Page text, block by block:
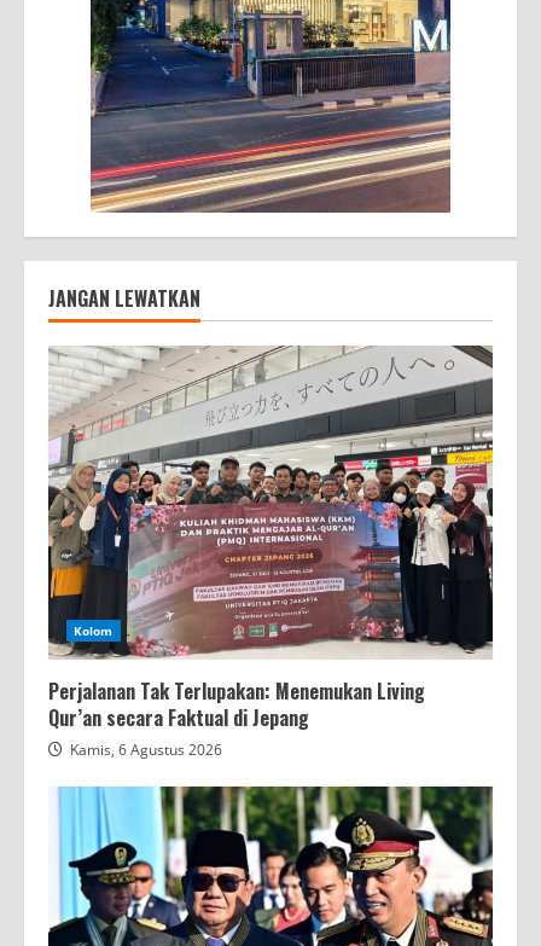
JANGAN LEWATKAN
Kolom
Perjalanan Tak Terlupakan: Menemukan Living
Qur’an secara Faktual di Jepang
Kamis, 6 Agustus 2026